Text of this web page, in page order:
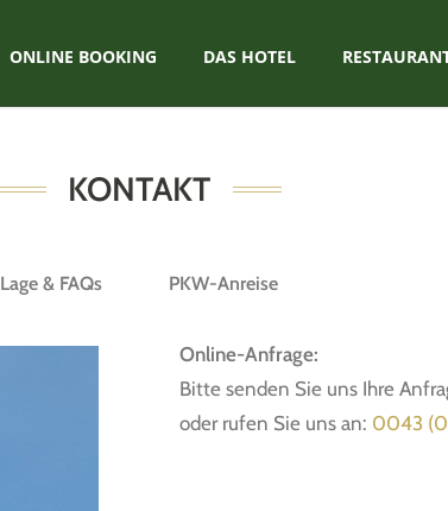
ONLINE BOOKING
DAS HOTEL
KONTAKT
Lage & FAQs PKW-Anreise
Online-Anfrage:
Bitte senden Sie uns Ihre
oder rufen Sie uns an: 0043